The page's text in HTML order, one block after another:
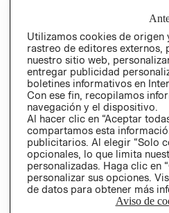
Colombia ($)
CAMBIAR REGIÓN
Utilizamos cookies de
rastreo de editores
nuestro sitio web,
entregar publicidad
boletines informativos en
Con ese fin, recopilamos
navegación y el dispositivo.
Al hacer clic en “Aceptar
compartamos esta
publicitarios. Al elegir “Solo
opcionales, lo que limita
personalizadas. Haga clic en
personalizar sus opciones.
de datos para obtener más
Aviso de